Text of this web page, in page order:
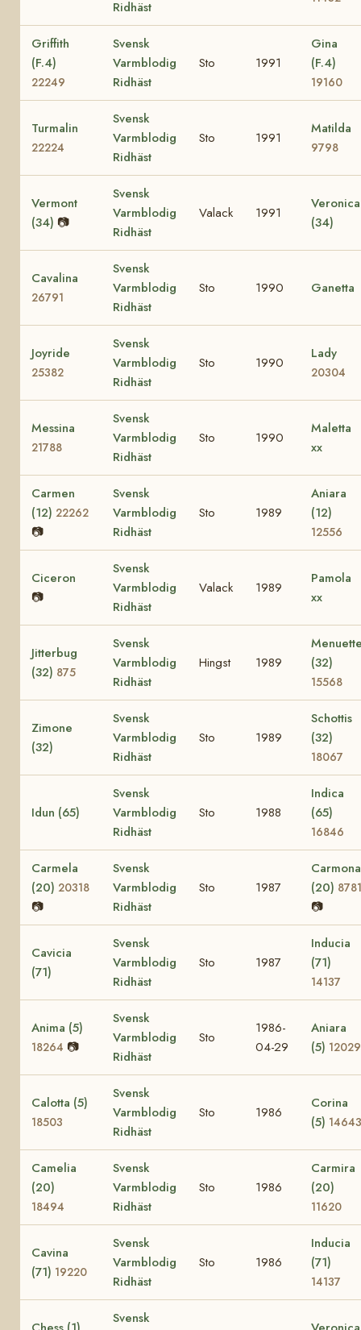
Ridhäst
Griffith
(F.4)
22249
Svensk
Varmblodig
Ridhäst
Sto 1991
Gina
(F.4)
19160
Turmalin
22224
Svensk
Varmblodig
Ridhäst
Sto 1991
Matilda
9798
Vermont
(34) 📷
Svensk
Varmblodig
Ridhäst
Valack 1991
Veronica
(34)
Cavalina
26791
Svensk
Varmblodig
Ridhäst
Sto 1990 Ganetta
Joyride
25382
Svensk
Varmblodig
Ridhäst
Sto 1990
Lady
20304
Messina
21788
Svensk
Varmblodig
Ridhäst
Sto 1990
Maletta
xx
Carmen
(12) 22262
📷
Svensk
Varmblodig
Ridhäst
Sto 1989
Aniara
(12)
12556
Ciceron
📷
Svensk
Varmblodig
Ridhäst
Valack 1989
Pamola
xx
Jitterbug
(32) 875
Svensk
Varmblodig
Ridhäst
Hingst 1989
(32)
15568
Zimone
(32)
Svensk
Varmblodig
Ridhäst
Sto 1989
Schottis
(32)
18067
Idun (65)
Svensk
Varmblodig
Ridhäst
Sto 1988
Indica
(65)
16846
Carmela
(20) 20318
📷
Svensk
Varmblodig
Ridhäst
Sto 1987
Carmona
(20) 8781
📷
Cavicia
(71)
Svensk
Varmblodig
Ridhäst
Sto 1987
Inducia
(71)
14137
Anima (5)
18264 📷
Svensk
Varmblodig
Ridhäst
Sto
1986-
04-29
Aniara
(5) 12029
Calotta (5)
18503
Svensk
Varmblodig
Ridhäst
Sto 1986
Corina
(5) 14643
Camelia
(20)
18494
Svensk
Varmblodig
Ridhäst
Sto 1986
Carmira
(20)
11620
Cavina
(71) 19220
Svensk
Varmblodig
Ridhäst
Sto 1986
Inducia
(71)
14137
Svensk